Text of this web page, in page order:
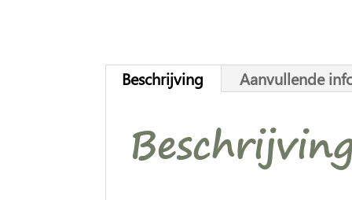
Beschrijving Aanvullende